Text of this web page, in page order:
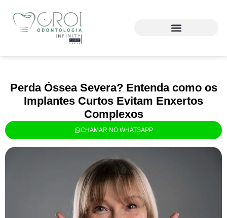
Perda Óssea Severa? Entenda como os
Implantes Curtos Evitam Enxertos
Complexos
CHAMAR NO WHATSAPP